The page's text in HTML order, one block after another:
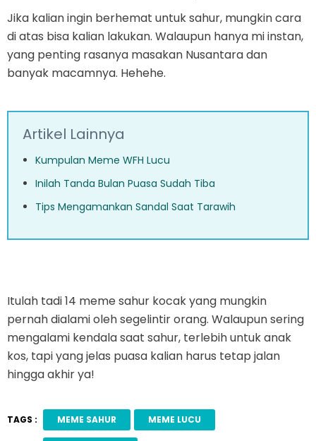
Jika kalian ingin berhemat untuk sahur, mungkin cara
di atas bisa kalian lakukan. Walaupun hanya mi instan,
yang penting rasanya masakan Nusantara dan
banyak macamnya. Hehehe.
Artikel Lainnya
Kumpulan Meme WFH Lucu
Inilah Tanda Bulan Puasa Sudah Tiba
Tips Mengamankan Sandal Saat Tarawih
Itulah tadi 14 meme sahur kocak yang mungkin
pernah dialami oleh segelintir orang. Walaupun sering
mengalami kendala saat sahur, terlebih untuk anak
kos, tapi yang jelas puasa kalian harus tetap jalan
hingga akhir ya!
TAGS : MEME SAHUR MEME LUCU